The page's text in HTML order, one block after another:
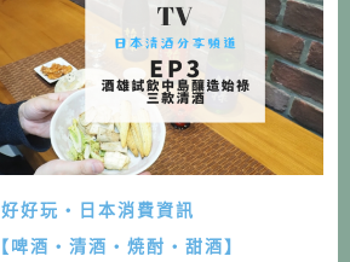
好好玩・日本消費資訊
啤酒・清酒・焼酎・甜酒】